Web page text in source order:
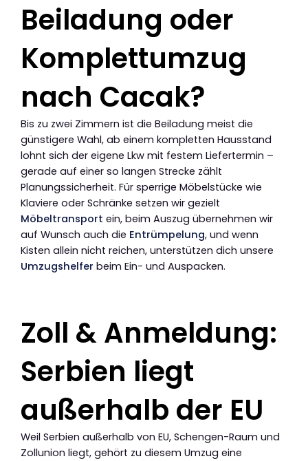
Beiladung oder
Komplettumzug
nach Cacak?
Bis zu zwei Zimmern ist die Beiladung meist die
günstigere Wahl, ab einem kompletten Hausstand
lohnt sich der eigene Lkw mit festem Liefertermin –
gerade auf einer so langen Strecke zählt
Planungssicherheit. Für sperrige Möbelstücke wie
Klaviere oder Schränke setzen wir gezielt
Möbeltransport ein, beim Auszug übernehmen wir
auf Wunsch auch die Entrümpelung, und wenn
Kisten allein nicht reichen, unterstützen dich unsere
Umzugshelfer beim Ein- und Auspacken.
Zoll & Anmeldung:
Serbien liegt
außerhalb der EU
Weil Serbien außerhalb von EU, Schengen-Raum und
Zollunion liegt, gehört zu diesem Umzug eine